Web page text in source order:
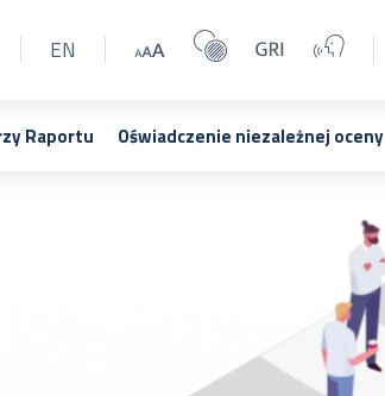
EN
Raportu Oświadczenie niezależnej oceny